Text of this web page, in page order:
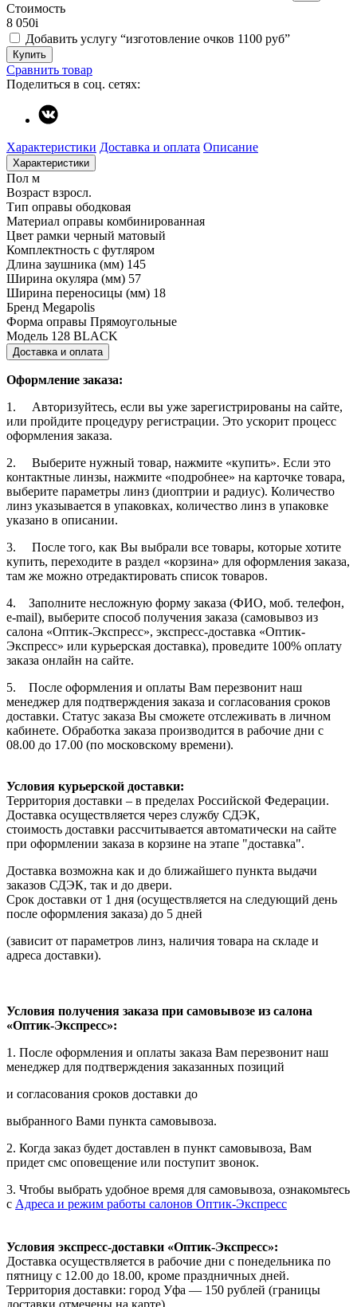
Стоимость
8 050i
Добавить услугу “изготовление очков 1100 руб”
Купить
Сравнить товар
Поделиться в соц. сетях:
Характеристики Доставка и оплата Описание
Характеристики
Пол м
Возраст взросл.
Тип оправы ободковая
Материал оправы комбинированная
Цвет рамки черный матовый
Комплектность с футляром
Длина заушника (мм) 145
Ширина окуляра (мм) 57
Ширина переносицы (мм) 18
Бренд Megapolis
Форма оправы Прямоугольные
Модель 128 BLACK
Доставка и оплата
Оформление заказа:
1. Авторизуйтесь, если вы уже зарегистрированы на сайте,
или пройдите процедуру регистрации. Это ускорит процесс
оформления заказа.
2. Выберите нужный товар, нажмите «купить». Если это
контактные линзы, нажмите «подробнее» на карточке товара,
выберите параметры линз (диоптрии и радиус). Количество
линз указывается в упаковках, количество линз в упаковке
указано в описании.
3. После того, как Вы выбрали все товары, которые хотите
купить, переходите в раздел «корзина» для оформления заказа,
там же можно отредактировать список товаров.
4. Заполните несложную форму заказа (ФИО, моб. телефон,
e-mail), выберите способ получения заказа (самовывоз из
салона «Оптик-Экспресс», экспресс-доставка «Оптик-
Экспресс» или курьерская доставка), проведите 100% оплату
заказа онлайн на сайте.
5. После оформления и оплаты Вам перезвонит наш
менеджер для подтверждения заказа и согласования сроков
доставки. Статус заказа Вы сможете отслеживать в личном
кабинете. Обработка заказа производится в рабочие дни с
08.00 до 17.00 (по московскому времени).
Условия курьерской доставки:
Территория доставки – в пределах Российской Федерации.
Доставка осуществляется через службу СДЭК,
стоимость доставки рассчитывается автоматически на сайте
при оформлении заказа в корзине на этапе "доставка".
Доставка возможна как и до ближайшего пункта выдачи
заказов СДЭК, так и до двери.
Срок доставки от 1 дня (осуществляется на следующий день
после оформления заказа) до 5 дней
(зависит от параметров линз, наличия товара на складе и
адреса доставки).
Условия получения заказа при самовывозе из салона
«Оптик-Экспресс»:
1. После оформления и оплаты заказа Вам перезвонит наш
менеджер для подтверждения заказанных позиций
и согласования сроков доставки до
выбранного Вами пункта самовывоза.
2. Когда заказ будет доставлен в пункт самовывоза, Вам
придет смс оповещение или поступит звонок.
3. Чтобы выбрать удобное время для самовывоза, ознакомьтесь
с Адреса и режим работы салонов Оптик-Экспресс
Условия экспресс-доставки «Оптик-Экспресс»:
Доставка осуществляется в рабочие дни с понедельника по
пятницу с 12.00 до 18.00, кроме праздничных дней.
Территория доставки: город Уфа — 150 рублей (границы
доставки отмечены на карте).